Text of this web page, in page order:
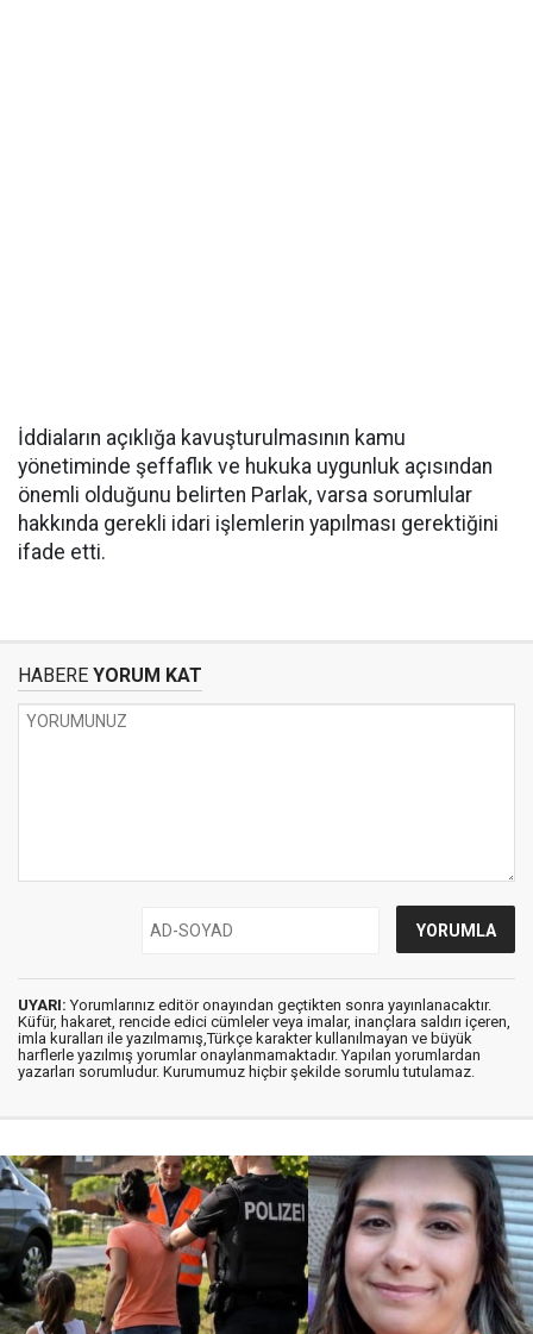
İddiaların açıklığa kavuşturulmasının kamu
yönetiminde şeffaflık ve hukuka uygunluk açısından
önemli olduğunu belirten Parlak, varsa sorumlular
hakkında gerekli idari işlemlerin yapılması gerektiğini
ifade etti.
HABERE YORUM KAT
UYARI: Yorumlarınız editör onayından geçtikten sonra yayınlanacaktır.
Küfür, hakaret, rencide edici cümleler veya imalar, inançlara saldırı içeren,
imla kuralları ile yazılmamış,Türkçe karakter kullanılmayan ve büyük
harflerle yazılmış yorumlar onaylanmamaktadır. Yapılan yorumlardan
yazarları sorumludur. Kurumumuz hiçbir şekilde sorumlu tutulamaz.